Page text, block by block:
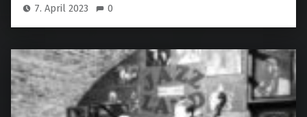
7. April 2023 0